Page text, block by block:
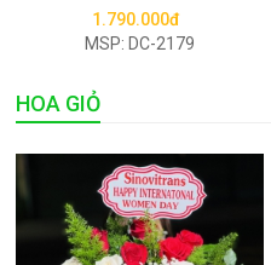
1.790.000đ
MSP: DC-2179
HOA GIỎ